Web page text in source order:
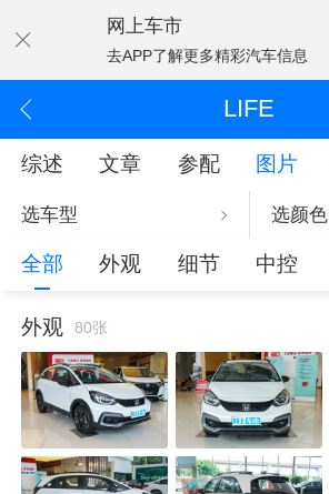
网上车市
去APP了解更多精彩汽车信息
LIFE
综述 文章 参配 图片
选车型 选颜色
全部 外观 细节 中控
外观 80张